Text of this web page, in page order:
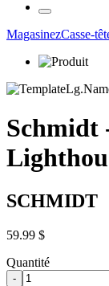
MagasinezCasse-
Schmidt
SCHMIDT
59.99 $
Quantité
-